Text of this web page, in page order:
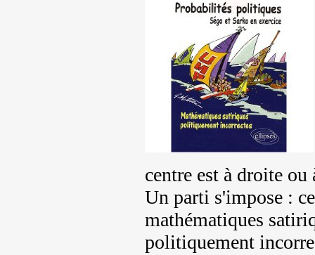
centre est à droite ou
Un parti s'impose :
mathématiques
politiquement